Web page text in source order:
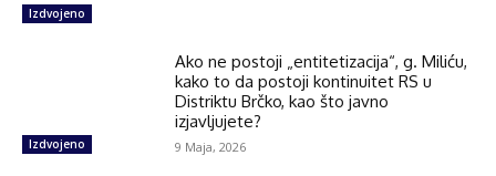
Izdvojeno
Izdvojeno
Ako ne postoji „entitetizacija“, g. Miliću,
kako to da postoji kontinuitet RS u
Distriktu Brčko, kao što javno
izjavljujete?
9 Maja, 2026